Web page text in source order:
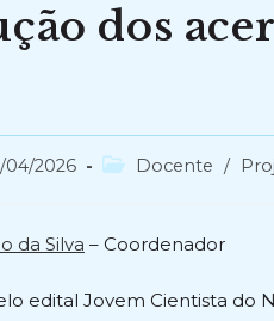
dos
04/2026
Categoria
Docente /
da Silva – Coordenador
edital Jovem Cientista do